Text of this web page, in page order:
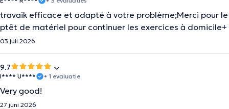
travaik efficace et adapté à votre problème;Merci pour le
ptêt de matériel pour continuer les exercices à domicile+
03 juli 2026
9.7
I**** U**** • 1 evaluatie
Very good!
27 juni 2026